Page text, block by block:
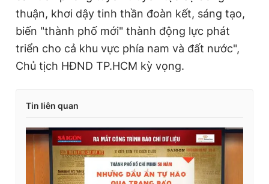
thuận, khơi dậy tinh thần đoàn kết, sáng tạo,
biến "thành phố mới" thành động lực phát
triển cho cả khu vực phía nam và đất nước",
Chủ tịch HĐND TP.HCM kỳ vọng.
Tin liên quan